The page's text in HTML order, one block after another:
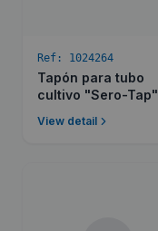
Ref: 1024264
Tapón para tubo
cultivo "Sero-Tap"
View detail